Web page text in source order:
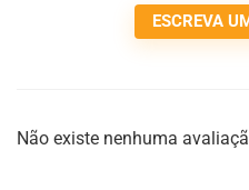
ESCREVA
Não existe nenhuma